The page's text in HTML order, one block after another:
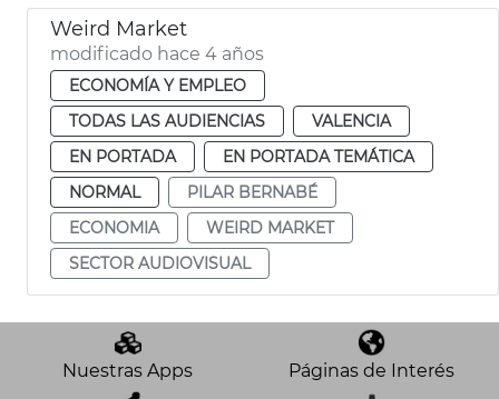
Weird Market
modificado hace 4 años
ECONOMÍA Y EMPLEO
TODAS LAS AUDIENCIAS
VALENCIA
EN PORTADA
EN PORTADA TEMÁTICA
NORMAL
PILAR BERNABÉ
ECONOMIA
WEIRD MARKET
SECTOR AUDIOVISUAL
Nuestras Apps Páginas de Interés